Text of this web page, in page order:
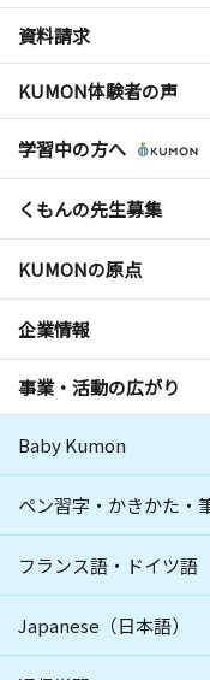
資料請求
KUMON体験者の声
学習中の方へ
くもんの先生募集
KUMONの原点
企業情報
事業・活動の広がり
Baby Kumon
ペン習字・かきかた・
フランス語・ドイツ語
Japanese（日本語）